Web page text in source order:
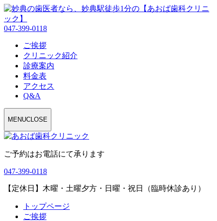
047-399-0118
ご挨拶
クリニック紹介
診療案内
料金表
アクセス
Q&A
MENUCLOSE
ご予約はお電話にて承ります
047-399-0118
【定休日】木曜・土曜夕方・日曜・祝日（臨時休診あり）
トップページ
ご挨拶